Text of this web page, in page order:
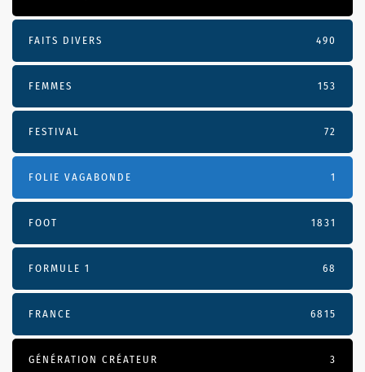
FAITS DIVERS 490
FEMMES 153
FESTIVAL 72
FOLIE VAGABONDE 1
FOOT 1831
FORMULE 1 68
FRANCE 6815
GÉNÉRATION CRÉATEUR 3